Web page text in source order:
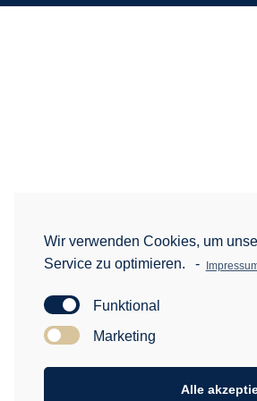
Wir verwenden Cookies, um
Service zu optimieren.
-
Funktional
Marketing
Alle